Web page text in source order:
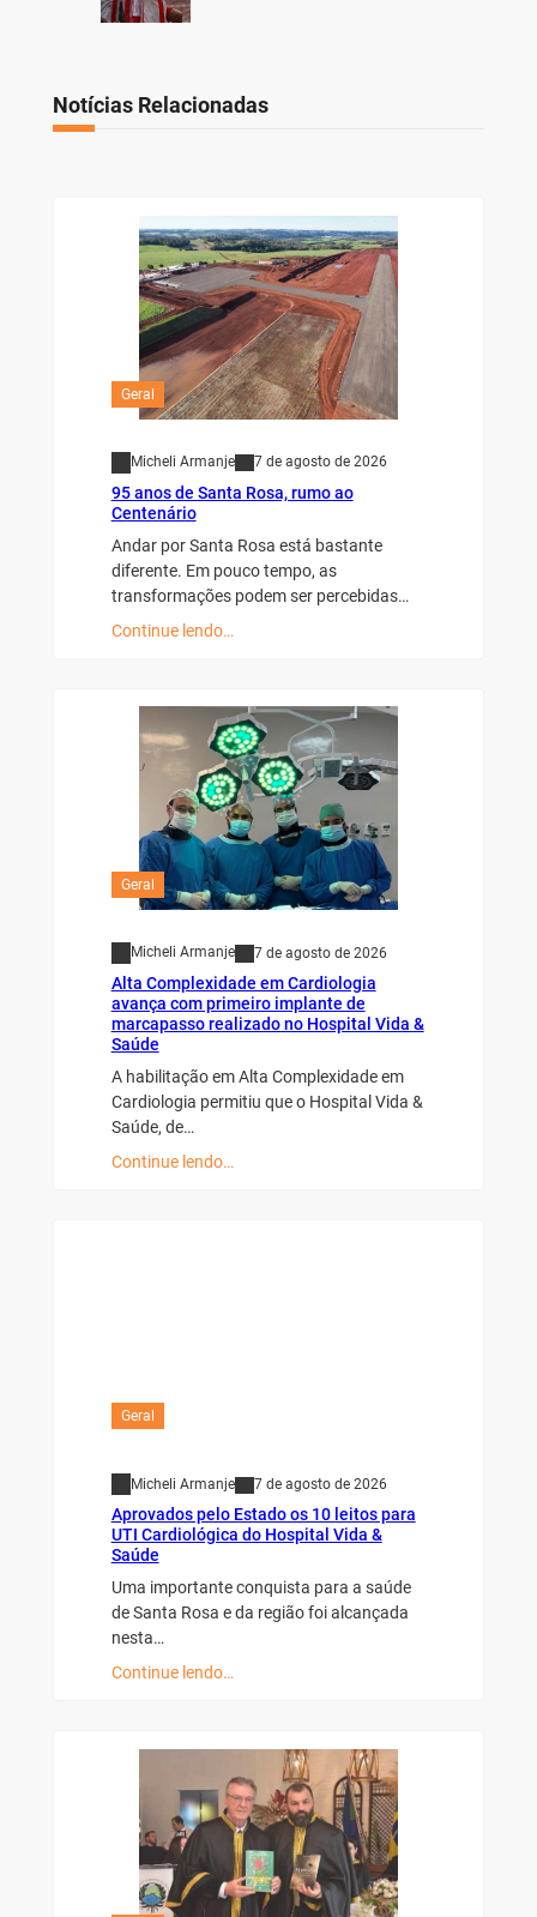
Notícias Relacionadas
Geral
Micheli Armanje 7 de agosto de 2026
95 anos de Santa Rosa, rumo ao
Centenário
Andar por Santa Rosa está bastante
diferente. Em pouco tempo, as
transformações podem ser percebidas…
Continue lendo…
Geral
Micheli Armanje 7 de agosto de 2026
Alta Complexidade em Cardiologia
avança com primeiro implante de
marcapasso realizado no Hospital Vida &
Saúde
A habilitação em Alta Complexidade em
Cardiologia permitiu que o Hospital Vida &
Saúde, de…
Continue lendo…
Geral
Micheli Armanje 7 de agosto de 2026
Aprovados pelo Estado os 10 leitos para
UTI Cardiológica do Hospital Vida &
Saúde
Uma importante conquista para a saúde
de Santa Rosa e da região foi alcançada
nesta…
Continue lendo…